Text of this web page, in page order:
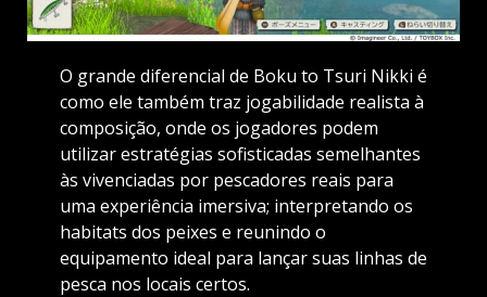
O grande diferencial de Boku to Tsuri Nikki é
como ele também traz jogabilidade realista à
composição, onde os jogadores podem
utilizar estratégias sofisticadas semelhantes
às vivenciadas por pescadores reais para
uma experiência imersiva; interpretando os
habitats dos peixes e reunindo o
equipamento ideal para lançar suas linhas de
pesca nos locais certos.